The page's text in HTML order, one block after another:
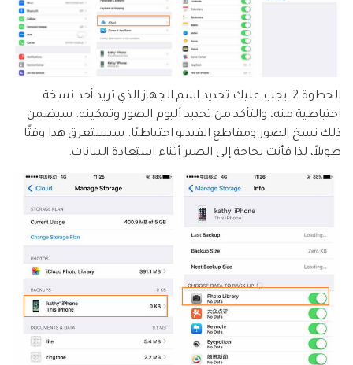
الخطوة 2.
يجب عليك تحديد اسم الجهاز الذي تريد أخذ نسخة
احتياطية منه، والتأكد من تحديد ألبوم الصور وتمكينه. سيضمن
ذلك نسخ الصور ومقاطع الفيديو احتياطيًا. سيستغرق هذا وقتًا
طويلاً، لذا فأنت بحاجة إلى الصبر أثناء استعادة البيانات.